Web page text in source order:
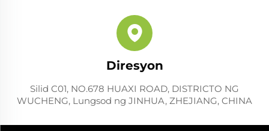
Diresyon
Silid C01, NO.678 HUAXI ROAD, DISTRICTO NG
WUCHENG, Lungsod ng JINHUA, ZHEJIANG, CHINA